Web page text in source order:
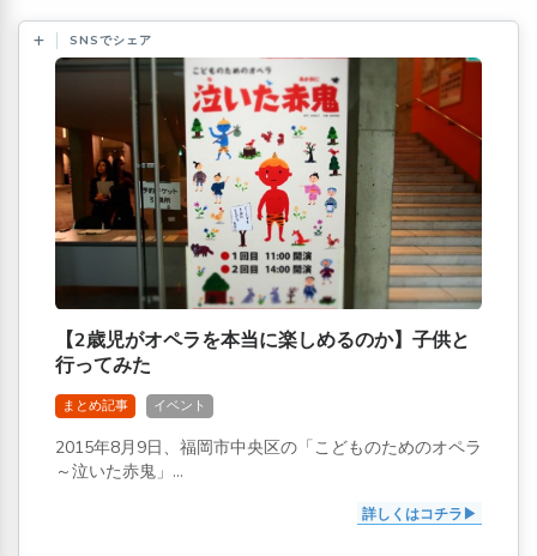
SNSでシェア
【2歳児がオペラを本当に楽しめるのか】子供と
行ってみた
まとめ記事 イベント
2015年8月9日、福岡市中央区の「こどものためのオペラ
～泣いた赤鬼」...
詳しくはコチラ